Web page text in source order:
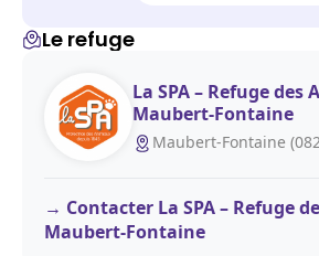
Le refuge
La SPA – Refuge des
Maubert-Fontaine
Maubert-Fontaine
Contacter La SPA – Refuge
Maubert-Fontaine